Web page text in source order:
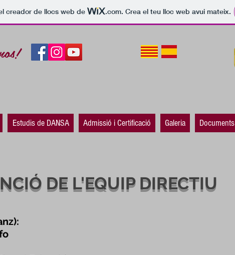
creador de llocs web de .com. Crea el teu lloc web avui mateix.
Estudis de DANSA Admissió i Certificació Galeria Documents
DE L'EQUIP DIRECTIU